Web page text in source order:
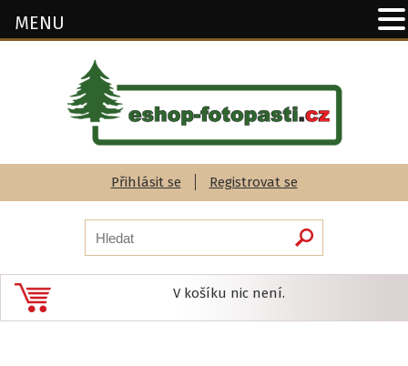
Přihlásit se Registrovat se
V košíku nic není.
MENU